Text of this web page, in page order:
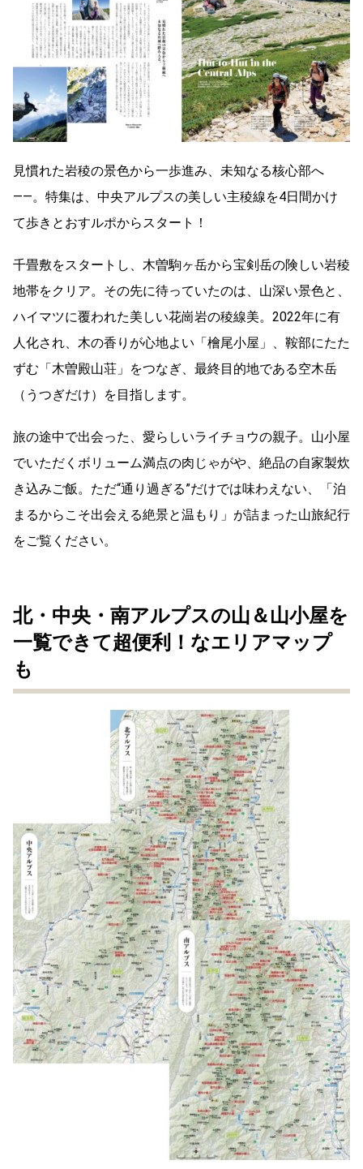
見慣れた岩稜の景色から一歩進み、未知なる核心部へ
——。特集は、中央アルプスの美しい主稜線を4日間かけ
て歩きとおすルポからスタート！
千畳敷をスタートし、木曽駒ヶ岳から宝剣岳の険しい岩稜
地帯をクリア。その先に待っていたのは、山深い景色と、
ハイマツに覆われた美しい花崗岩の稜線美。2022年に有
人化され、木の香りが心地よい「檜尾小屋」、鞍部にたた
ずむ「木曽殿山荘」をつなぎ、最終目的地である空木岳
（うつぎだけ）を目指します。
旅の途中で出会った、愛らしいライチョウの親子。山小屋
でいただくボリューム満点の肉じゃがや、絶品の自家製炊
き込みご飯。ただ“通り過ぎる”だけでは味わえない、「泊
まるからこそ出会える絶景と温もり」が詰まった山旅紀行
をご覧ください。
北・中央・南アルプスの山＆山小屋を
一覧できて超便利！なエリアマップ
も